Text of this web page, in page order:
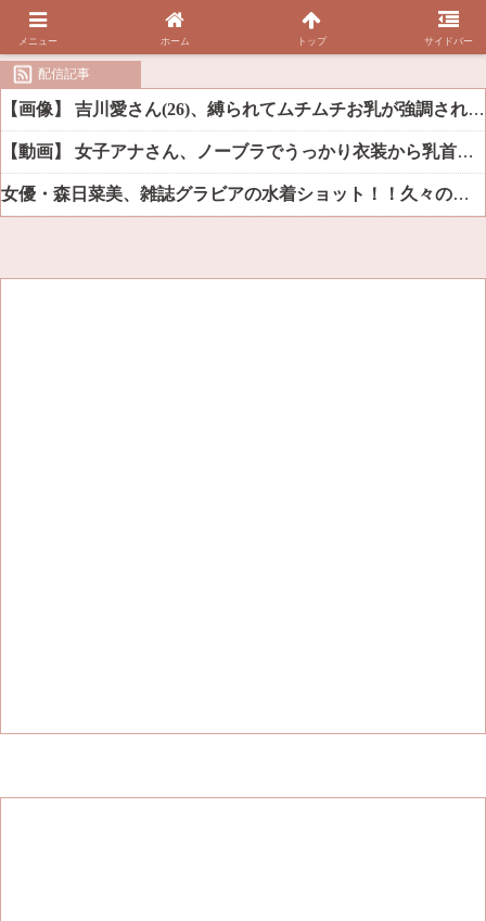
配信記事
【画像】 吉川愛さん(26)、縛られてムチムチお乳が強調されてしまう
【動画】 女子アナさん、ノーブラでうっかり衣装から乳首が透けてしまう放送事故ｗｗｗ
女優・森日菜美、雑誌グラビアの水着ショット！！久々の姿にファン悶絶ｗｗ
メニュー ホーム トップ サイドバー